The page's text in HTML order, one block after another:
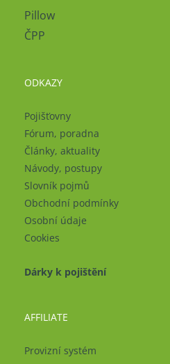
Pillow
ČPP
ODKAZY
Pojišťovny
Fórum, poradna
Články, aktuality
Návody, postupy
Slovník pojmů
Obchodní podmínky
Osobní údaje
Cookies
Dárky k pojištění
AFFILIATE
Provizní systém